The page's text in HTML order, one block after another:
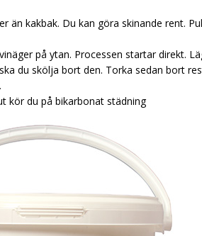
än kakbak. Du kan göra skinande rent.
på ytan. Processen startar direkt.
du skölja bort den. Torka sedan bort
kör du på bikarbonat städning